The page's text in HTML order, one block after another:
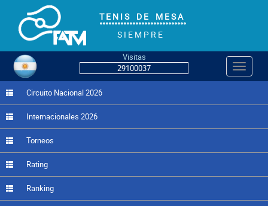
T E N I S D E M E S A
°°°°°°°°°°°°°°°°°°°°°°°°°°°°°
S I E M P R E
Visitas
29100037
Circuito Nacional 2026
Internacionales 2026
Torneos
Rating
Ranking